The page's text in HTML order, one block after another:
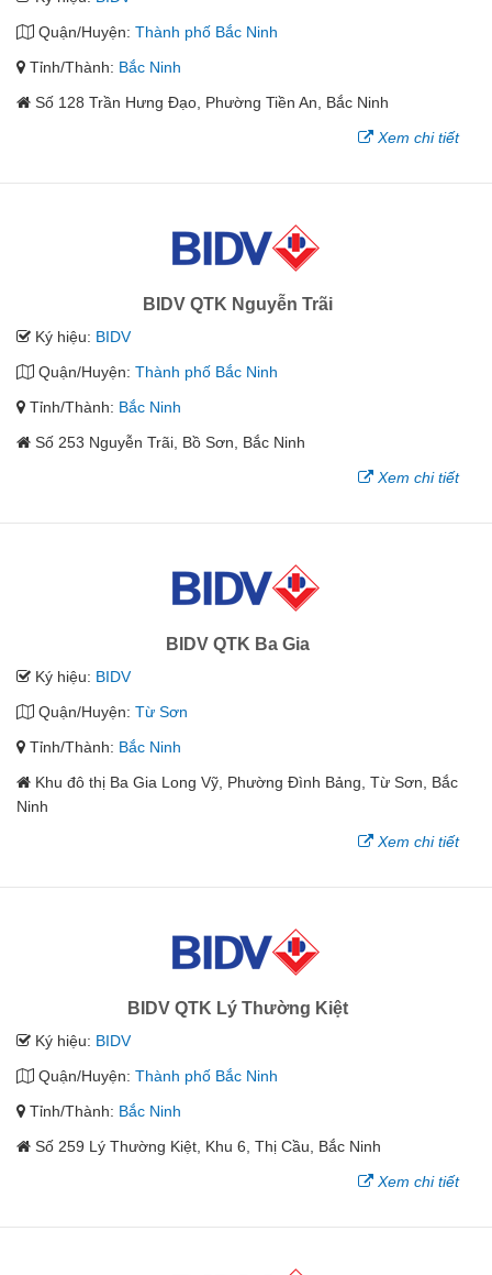
Quận/Huyện: Thành phố Bắc Ninh
Tỉnh/Thành: Bắc Ninh
Số 128 Trần Hưng Đạo, Phường Tiền An, Bắc Ninh
Xem chi tiết
BIDV QTK Nguyễn Trãi
Ký hiệu: BIDV
Quận/Huyện: Thành phố Bắc Ninh
Tỉnh/Thành: Bắc Ninh
Số 253 Nguyễn Trãi, Bồ Sơn, Bắc Ninh
Xem chi tiết
BIDV QTK Ba Gia
Ký hiệu: BIDV
Quận/Huyện: Từ Sơn
Tỉnh/Thành: Bắc Ninh
Khu đô thị Ba Gia Long Vỹ, Phường Đình Bảng, Từ Sơn, Bắc
Ninh
Xem chi tiết
BIDV QTK Lý Thường Kiệt
Ký hiệu: BIDV
Quận/Huyện: Thành phố Bắc Ninh
Tỉnh/Thành: Bắc Ninh
Số 259 Lý Thường Kiệt, Khu 6, Thị Cầu, Bắc Ninh
Xem chi tiết